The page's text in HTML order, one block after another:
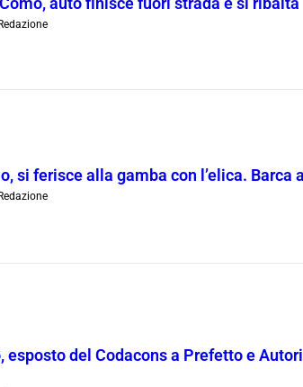
Redazione
si ferisce alla gamba con l’elica. Barca
Redazione
esposto del Codacons a Prefetto e